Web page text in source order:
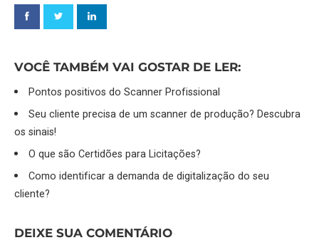
VOCÊ TAMBÉM VAI GOSTAR DE LER:
Pontos positivos do Scanner Profissional
Seu cliente precisa de um scanner de produção? Descubra
os sinais!
O que são Certidões para Licitações?
Como identificar a demanda de digitalização do seu
cliente?
DEIXE SUA COMENTÁRIO